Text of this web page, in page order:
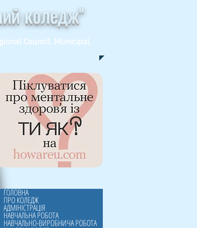
коледж"
Council. Municipal.
ГОЛОВНА
ПРО КОЛЕДЖ
АДМІНІСТРАЦІЯ
НАВЧАЛЬНА РОБОТА
НАВЧАЛЬНО-ВИРОБНИЧА РОБОТА